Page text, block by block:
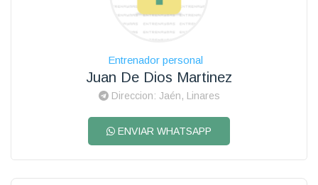
Entrenador personal
Juan De Dios Martinez
Direccion: Jaén, Linares
ENVIAR WHATSAPP